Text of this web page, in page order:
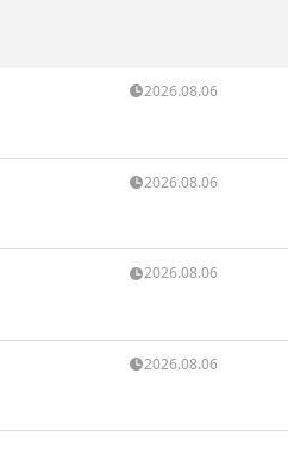
2026.08.06
2026.08.06
2026.08.06
2026.08.06